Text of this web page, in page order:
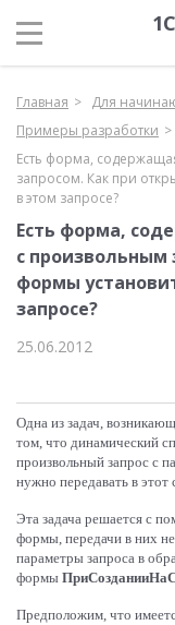
Главная
Для
Примеры разработки
Есть форма,
запросом. Как при
в этом запросе?
Есть форма,
с произвольным
формы
запросе?
25.06.2012
Одна из задач,
том, что динамический
произвольный запрос с
нужно передавать в этот
Эта задача решается с
формы, передачи в них
параметры запроса в
формы
Предположим, что